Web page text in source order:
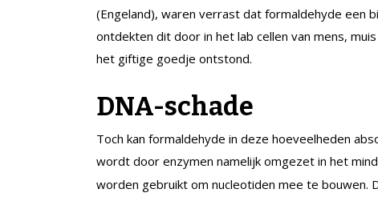
(Engeland), waren verrast dat formaldehyde een
ontdekten dit door in het lab cellen van mens,
het giftige goedje ontstond.
DNA-schade
Toch kan formaldehyde in deze hoeveelheden
wordt door enzymen namelijk omgezet in het
worden gebruikt om nucleotiden mee te bouwen.